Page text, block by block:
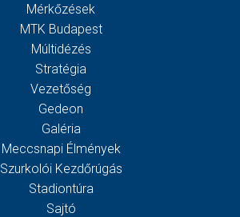
Mérkőzések
MTK Budapest
Múltidézés
Stratégia
Vezetőség
Gedeon
Galéria
Meccsnapi Élmények
Szurkolói Kezdőrúgás
Stadiontúra
Sajtó